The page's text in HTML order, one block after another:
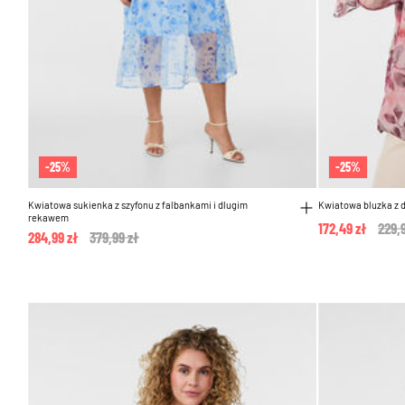
-25%
Kwiatowa sukienka z szyfonu z falbankami i dlugim
rekawem
Price reduced from
379,99 zł
284,99 zł
-25%
Kwiatowa bluzka z
172,49 zł